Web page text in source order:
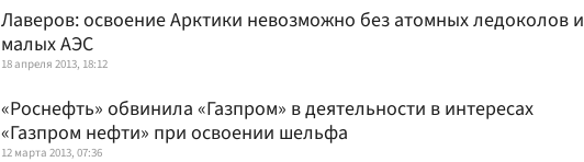
Лаверов: освоение Арктики невозможно без атомных ледоколов и
малых АЭС
18 апреля 2013, 18:12
«Роснефть» обвинила «Газпром» в деятельности в интересах
«Газпром нефти» при освоении шельфа
12 марта 2013, 07:36